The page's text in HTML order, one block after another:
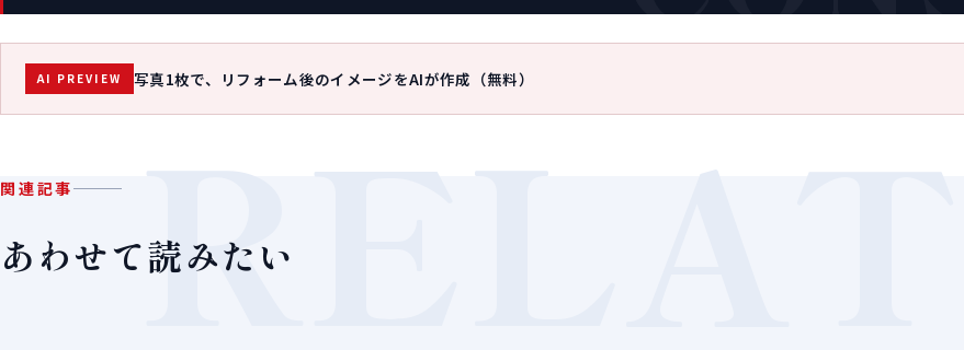
AI PREVIEW 写真1枚で、リフォーム後のイメージをAIが作成（無料）
関連記事
あわせて読みたい